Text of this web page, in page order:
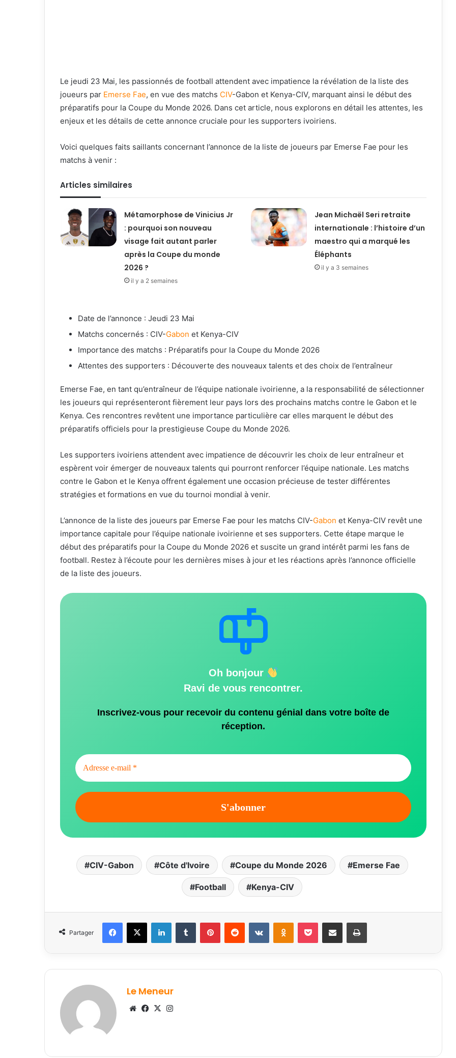
Le jeudi 23 Mai, les passionnés de football attendent avec impatience la révélation de la liste des
joueurs par Emerse Fae, en vue des matchs CIV-Gabon et Kenya-CIV, marquant ainsi le début des
préparatifs pour la Coupe du Monde 2026. Dans cet article, nous explorons en détail les attentes, les
enjeux et les détails de cette annonce cruciale pour les supporters ivoiriens.
Voici quelques faits saillants concernant l’annonce de la liste de joueurs par Emerse Fae pour les
matchs à venir :
Articles similaires
Métamorphose de Vinicius Jr
: pourquoi son nouveau
visage fait autant parler
après la Coupe du monde
2026 ?
il y a 2 semaines
Jean Michaël Seri retraite
internationale : l’histoire d’un
maestro qui a marqué les
Éléphants
il y a 3 semaines
Date de l’annonce : Jeudi 23 Mai
Matchs concernés : CIV-Gabon et Kenya-CIV
Importance des matchs : Préparatifs pour la Coupe du Monde 2026
Attentes des supporters : Découverte des nouveaux talents et des choix de l’entraîneur
Emerse Fae, en tant qu’entraîneur de l’équipe nationale ivoirienne, a la responsabilité de sélectionner
les joueurs qui représenteront fièrement leur pays lors des prochains matchs contre le Gabon et le
Kenya. Ces rencontres revêtent une importance particulière car elles marquent le début des
préparatifs officiels pour la prestigieuse Coupe du Monde 2026.
Les supporters ivoiriens attendent avec impatience de découvrir les choix de leur entraîneur et
espèrent voir émerger de nouveaux talents qui pourront renforcer l’équipe nationale. Les matchs
contre le Gabon et le Kenya offrent également une occasion précieuse de tester différentes
stratégies et formations en vue du tournoi mondial à venir.
L’annonce de la liste des joueurs par Emerse Fae pour les matchs CIV-Gabon et Kenya-CIV revêt une
importance capitale pour l’équipe nationale ivoirienne et ses supporters. Cette étape marque le
début des préparatifs pour la Coupe du Monde 2026 et suscite un grand intérêt parmi les fans de
football. Restez à l’écoute pour les dernières mises à jour et les réactions après l’annonce officielle
de la liste des joueurs.
Oh bonjour
Ravi de vous rencontrer.
Inscrivez-vous pour recevoir du contenu génial dans votre boîte de
réception.
CIV-Gabon Côte d'Ivoire Coupe du Monde 2026 Emerse Fae
Football Kenya-CIV
Partager
Facebook
X LinkedinTumblr PinterestReddit VKontakteOdnoklassniki
Pocket Partager par email Imprimer
Le Meneur
WebsiteFacebook
X